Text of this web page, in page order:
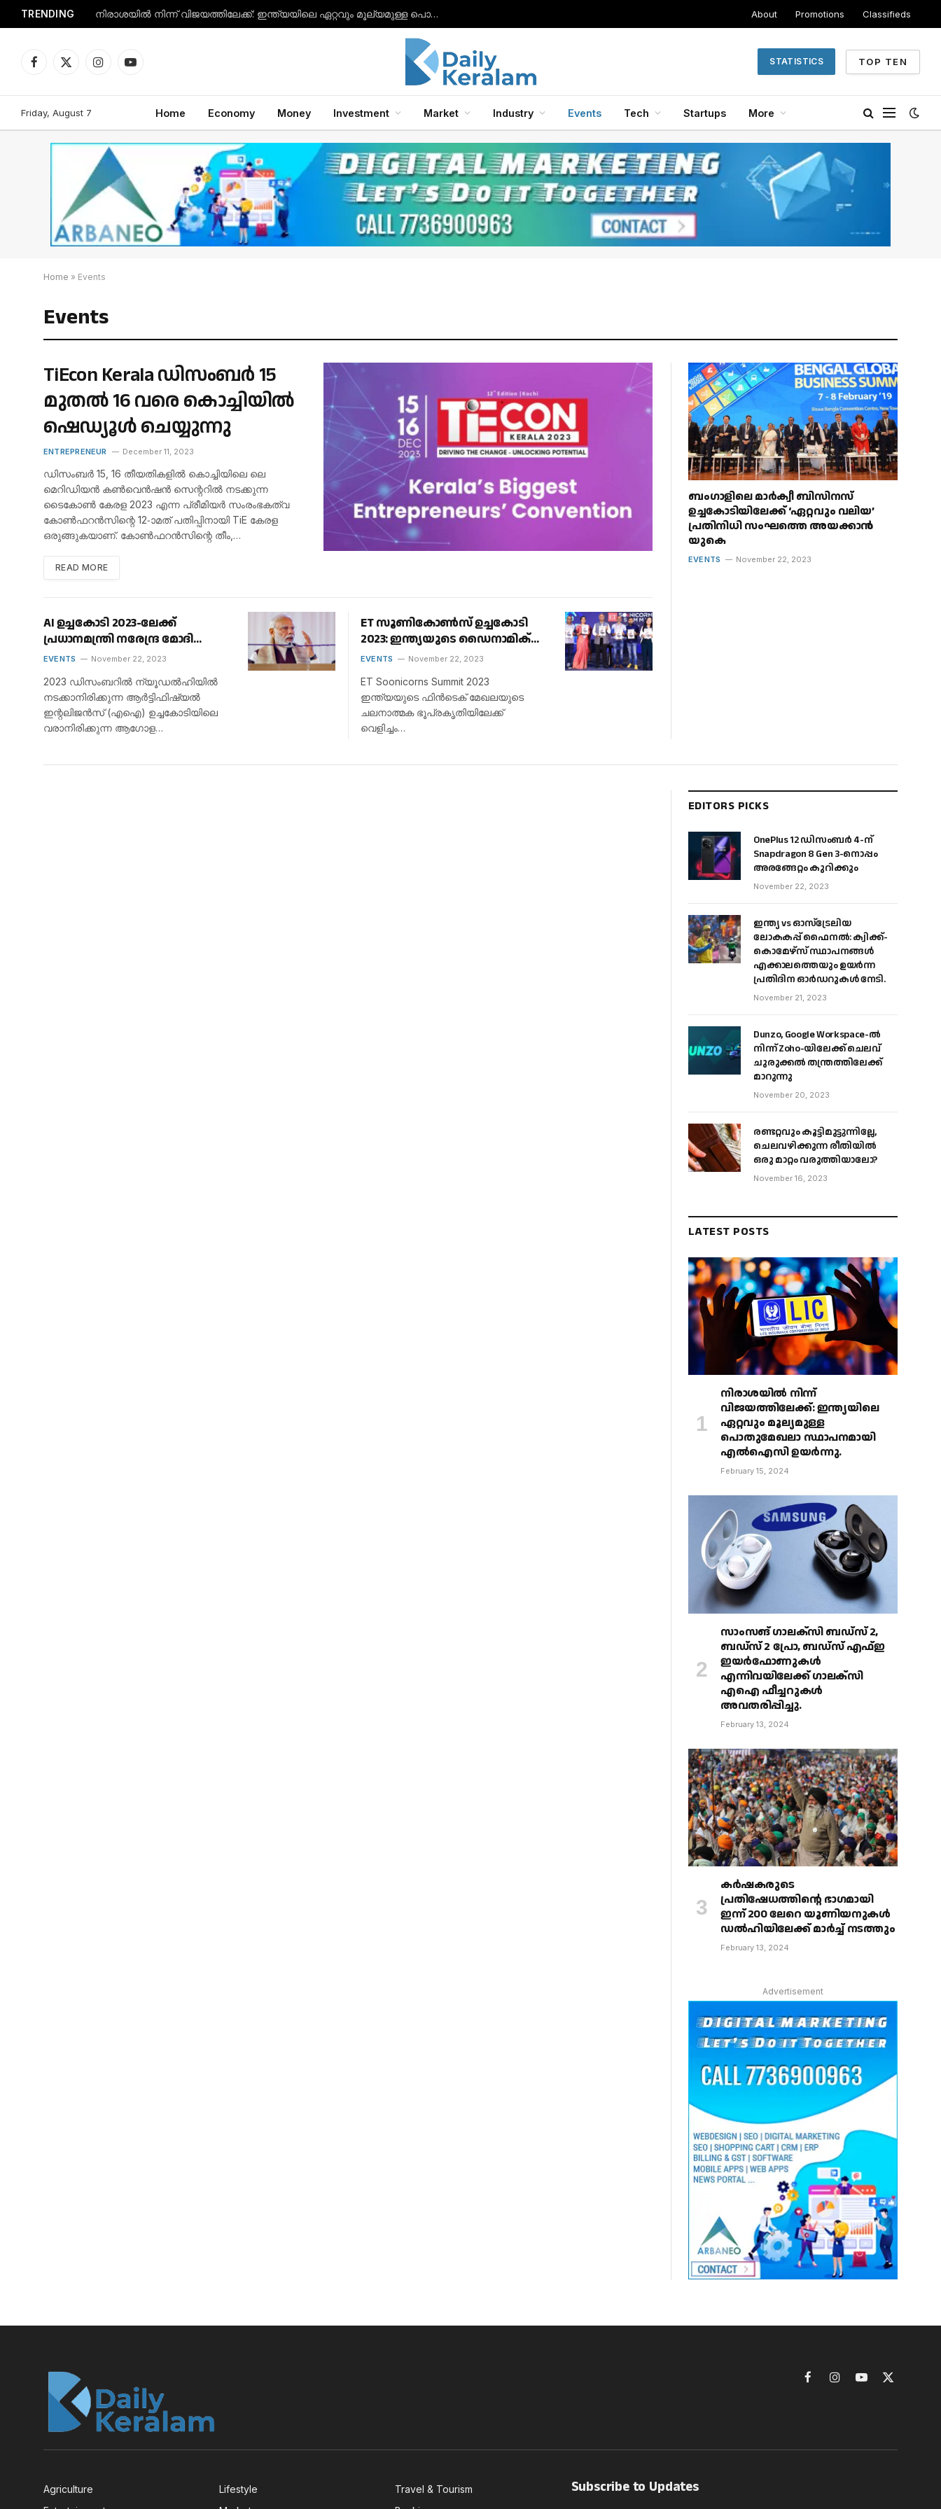
TRENDING നിരാശയിൽ നിന്ന് വിജയത്തിലേക്ക്: ഇന്ത്യയിലെ ഏറ്റവും മൂല്യമുള്ള പൊതുമേഖലാ സ്ഥാപനമായി എൽഐസി ഉയർന്നു. About Promotions Classifieds
Facebook
X
InstagramYouTube
STATISTICS TOP TEN
Friday, August 7 Home Economy Money Investment Market Industry Events Tech Startups More
Home » Events
Events
TiEcon Kerala ഡിസംബർ 15
മുതൽ 16 വരെ കൊച്ചിയിൽ
ഷെഡ്യൂൾ ചെയ്യുന്നു
ENTREPRENEUR December 11, 2023
ഡിസംബർ 15, 16 തീയതികളിൽ കൊച്ചിയിലെ ലെ
മെറിഡിയൻ കൺവെൻഷൻ സെന്ററിൽ നടക്കുന്ന
ടൈകോൺ കേരള 2023 എന്ന പ്രീമിയർ സംരംഭകത്വ
കോൺഫറൻസിന്റെ 12-ാമത് പതിപ്പിനായി TiE കേരള
ഒരുങ്ങുകയാണ്. കോൺഫറൻസിന്റെ തീം,…
READ MORE
AI ഉച്ചകോടി 2023-ലേക്ക്
പ്രധാനമന്ത്രി നരേന്ദ്ര മോദി
ഗൂഗിളിനെ ക്ഷണിച്ചു
EVENTS November 22, 2023
2023 ഡിസംബറിൽ ന്യൂഡൽഹിയിൽ
നടക്കാനിരിക്കുന്ന ആർട്ടിഫിഷ്യൽ
ഇന്റലിജൻസ് (എഐ) ഉച്ചകോടിയിലെ
വരാനിരിക്കുന്ന ആഗോള…
ET സൂണികോൺസ് ഉച്ചകോടി
2023: ഇന്ത്യയുടെ ഡൈനാമിക്
ഫിൻടെക് സ്‌പെയ്‌സിലെ
EVENTS November 22, 2023
ET Soonicorns Summit 2023
ഇന്ത്യയുടെ ഫിൻടെക് മേഖലയുടെ
ചലനാത്മക ഭൂപ്രകൃതിയിലേക്ക്
വെളിച്ചം…
ബംഗാളിലെ മാർക്വീ ബിസിനസ്
ഉച്ചകോടിയിലേക്ക് ‘ഏറ്റവും വലിയ’
പ്രതിനിധി സംഘത്തെ അയക്കാൻ
യുകെ
EVENTS November 22, 2023
EDITORS PICKS
OnePlus 12 ഡിസംബർ 4-ന്
Snapdragon 8 Gen 3-നൊപ്പം
അരങ്ങേറ്റം കുറിക്കും
November 22, 2023
ഇന്ത്യ vs ഓസ്‌ട്രേലിയ
ലോകകപ്പ് ഫൈനൽ: ക്വിക്ക്-
കൊമേഴ്‌സ് സ്ഥാപനങ്ങൾ
എക്കാലത്തെയും ഉയർന്ന
പ്രതിദിന ഓർഡറുകൾ നേടി.
November 21, 2023
Dunzo, Google Workspace-ൽ
നിന്ന് Zoho-യിലേക്ക് ചെലവ്
ചുരുക്കൽ തന്ത്രത്തിലേക്ക്
മാറുന്നു
November 20, 2023
രണ്ടറ്റവും കൂട്ടിമുട്ടുന്നില്ലേ,
ചെലവഴിക്കുന്ന രീതിയിൽ
ഒരു മാറ്റം വരുത്തിയാലോ?
November 16, 2023
LATEST POSTS
നിരാശയിൽ നിന്ന്
വിജയത്തിലേക്ക്: ഇന്ത്യയിലെ
ഏറ്റവും മൂല്യമുള്ള
പൊതുമേഖലാ സ്ഥാപനമായി
എൽഐസി ഉയർന്നു.
February 15, 2024
സാംസങ് ഗാലക്‌സി ബഡ്‌സ് 2,
ബഡ്‌സ് 2 പ്രോ, ബഡ്‌സ് എഫ്ഇ
ഇയർഫോണുകൾ
എന്നിവയിലേക്ക് ഗാലക്‌സി
എഐ ഫീച്ചറുകൾ
അവതരിപ്പിച്ചു.
February 13, 2024
കർഷകരുടെ
പ്രതിഷേധത്തിൻ്റെ ഭാഗമായി
ഇന്ന് 200 ലേറെ യൂണിയനുകൾ
ഡൽഹിയിലേക്ക് മാർച്ച് നടത്തും
February 13, 2024
Advertisement
FacebookInstagramYouTube
X
Agriculture
Lifestyle
Travel & Tourism
Subscribe to Updates